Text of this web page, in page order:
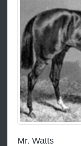
Mr. Watts